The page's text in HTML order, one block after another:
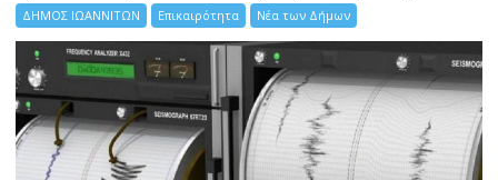
ΔΗΜΟΣ ΙΩΑΝΝΙΤΩΝ Επικαιρότητα Νέα των Δήμων